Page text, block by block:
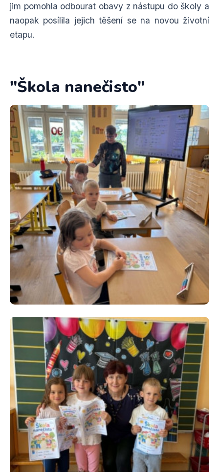
jim pomohla odbourat obavy z nástupu do školy a
naopak posílila jejich těšení se na novou životní
etapu.
"Škola nanečisto"